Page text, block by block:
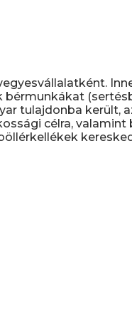
tulajdonba került,
célra,